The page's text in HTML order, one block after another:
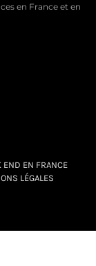
en France et en
END EN FRANCE
LÉGALES